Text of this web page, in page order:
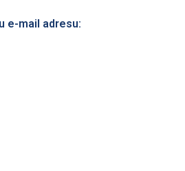
e-mail adresu: